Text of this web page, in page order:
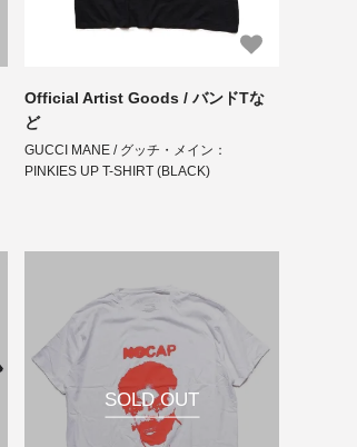
Official Artist Goods / バンドTな
ど
GUCCI MANE / グッチ・メイン：
PINKIES UP T-SHIRT (BLACK)
SOLD OUT